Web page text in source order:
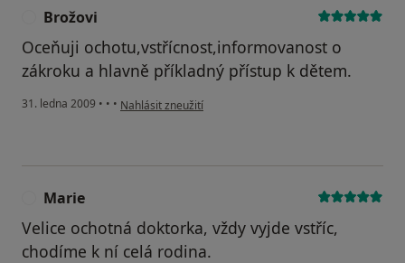
Brožovi
Oceňuji ochotu,vstřícnost,informovanost o
zákroku a hlavně příkladný přístup k dětem.
31. ledna 2009 • • • podle názoru uživatele Brožovi
Nahlásit zneužití
Marie
Velice ochotná doktorka, vždy vyjde vstříc,
chodíme k ní celá rodina.